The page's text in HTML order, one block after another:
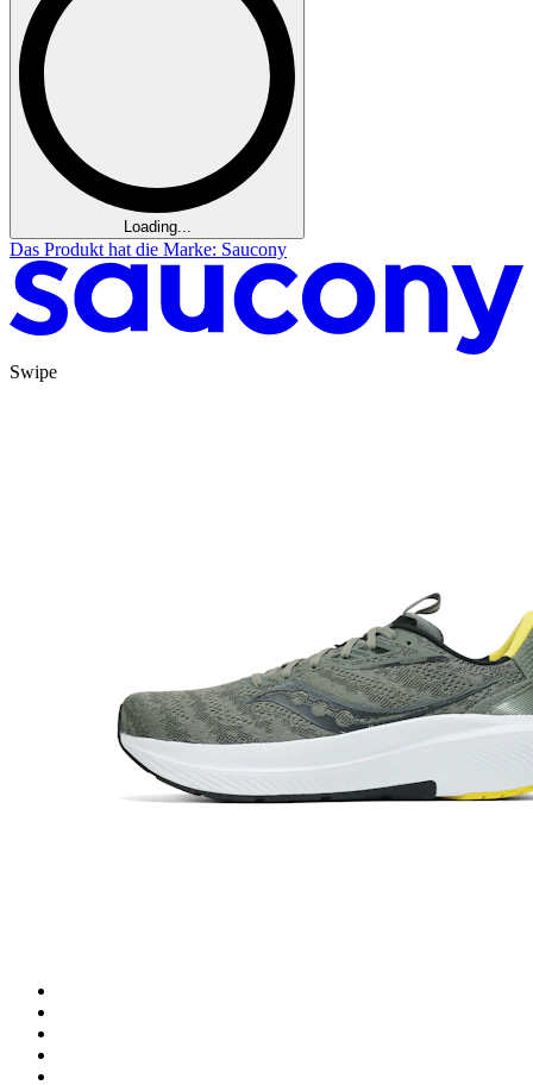
Loading...
Das Produkt hat die Marke: Saucony
Swipe